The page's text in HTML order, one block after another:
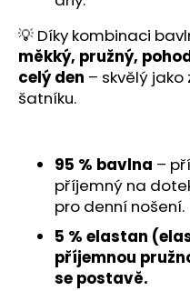
💡 Díky kombinaci
měkký, pružný,
celý den – skvělý
šatníku.
95 % bavlna –
příjemný na
pro denní nošení.
5 % elastan
příjemnou
se postavě.
u
j
e
m